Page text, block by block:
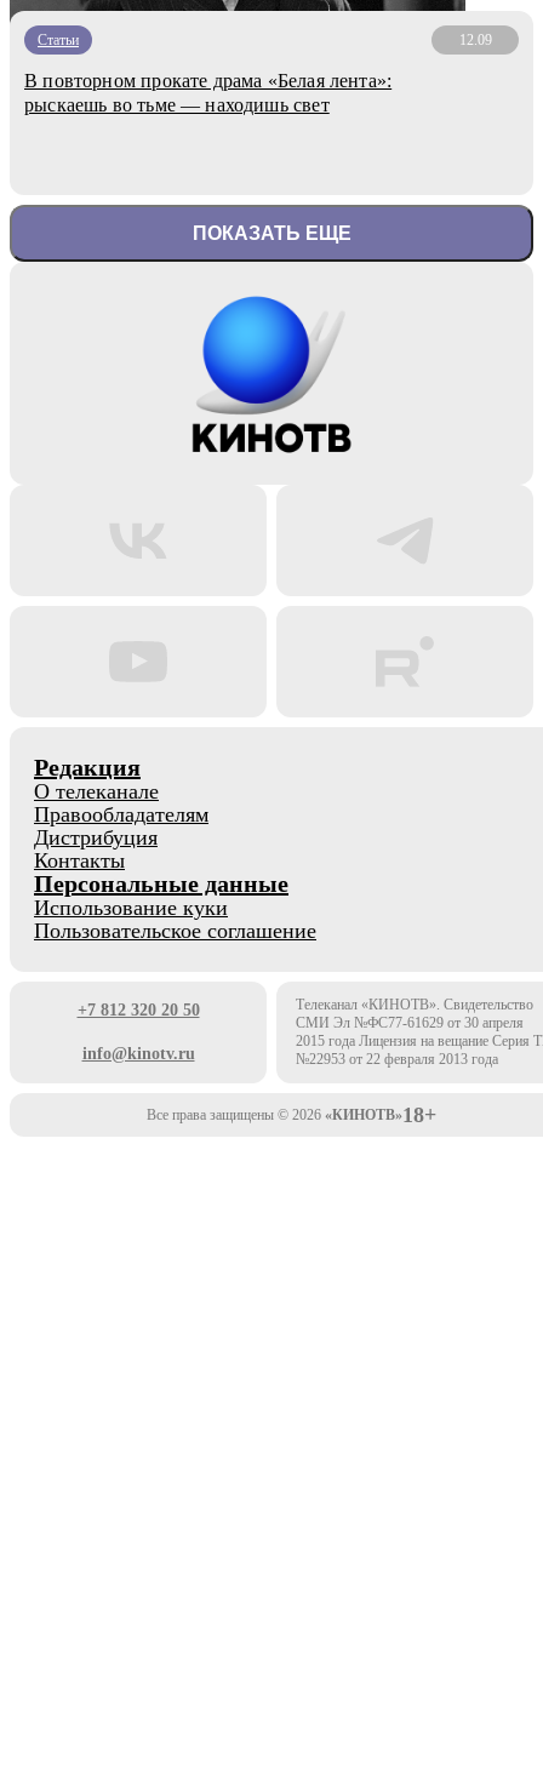
Статьи 12.09
В повторном прокате драма «Белая лента»:
рыскаешь во тьме — находишь свет
ПОКАЗАТЬ ЕЩЕ
Редакция
О телеканале
Правообладателям
Дистрибуция
Контакты
Персональные данные
Использование куки
Пользовательское соглашение
+7 812 320 20 50
info@kinotv.ru
Телеканал «КИНОТВ». Свидетельство
СМИ Эл №ФС77-61629 от 30 апреля
2015 года Лицензия на вещание Серия
№22953 от 22 февраля 2013 года
Все права защищены © 2026 «КИНОТВ»18+